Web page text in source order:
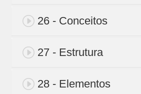
26 - Conceitos
27 - Estrutura
28 - Elementos